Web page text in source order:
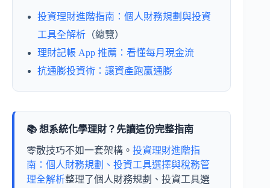
投資理財進階指南：個人財務規劃與投資
工具全解析 （總覽）
理財記帳 App 推薦：看懂每月現金流
抗通膨投資術：讓資產跑贏通膨
📚 想系統化學理財？先讀這份完整指南
零散技巧不如一套架構。 投資理財進階指
南：個人財務規劃、投資工具選擇與稅務管
理全解析整理了個人財務規劃、投資工具選